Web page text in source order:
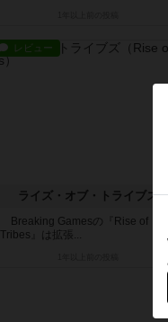
レビュー
ライズ・オブ・トライブズ
Breaking Gamesの『Rise of
Tribes』は拡張...